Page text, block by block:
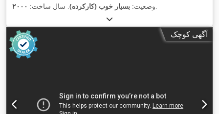
وضعیت: بسیار خوب (کارکرده), سال ساخت: ۲۰۰۰ ,
آگهی کوچک